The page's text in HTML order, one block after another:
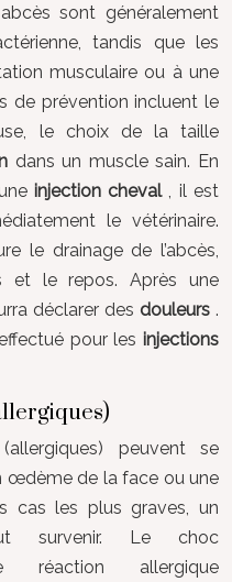
sont généralement
tandis que les
musculaire ou à une
de prévention incluent le
le choix de la taille
dans un muscle sain. En
injection cheval
, il est
le vétérinaire.
le drainage de l’abcès,
et le repos. Après une
déclarer des douleurs .
pour les injections
peuvent se
œdème de la face ou une
cas les plus graves, un
survenir. Le choc
réaction allergique